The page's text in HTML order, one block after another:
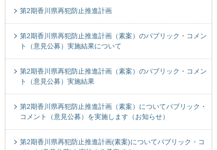
第2期香川県再犯防止推進計画
第2期香川県再犯防止推進計画（素案）のパブリック・コメン
ト（意見公募）実施結果について
第2期香川県再犯防止推進計画（素案）のパブリック・コメン
ト（意見公募）実施結果
第2期香川県再犯防止推進計画（素案）についてパブリック・
コメント（意見公募）を実施します（お知らせ）
第2期香川県再犯防止推進計画(素案)についてパブリック・コ